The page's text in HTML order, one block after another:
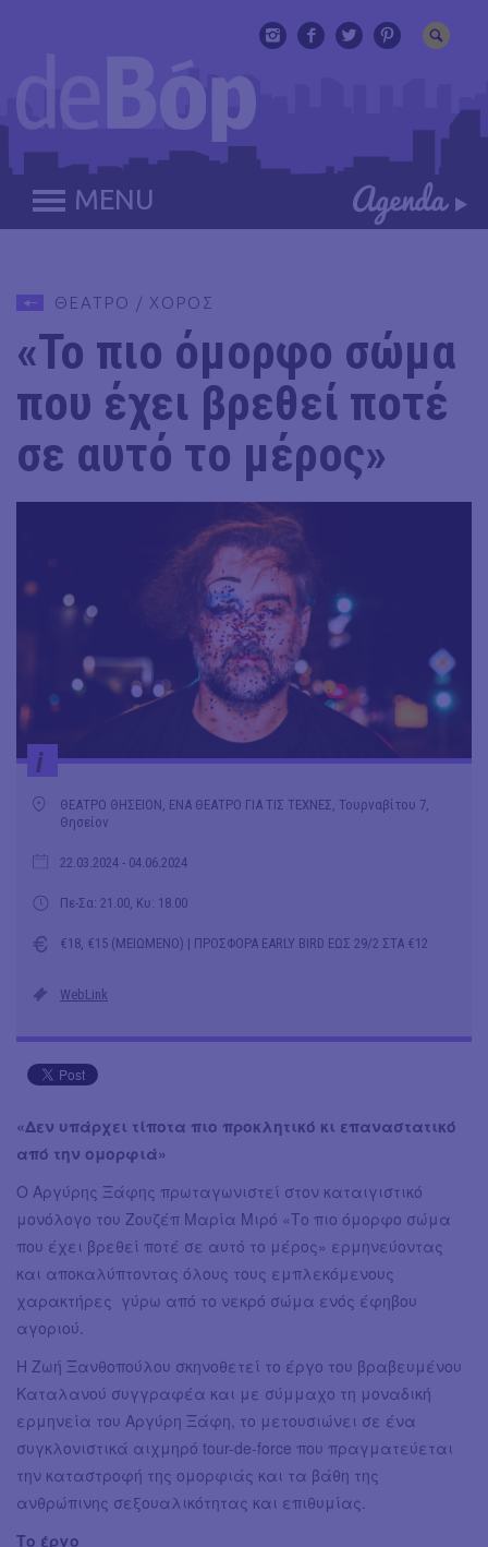
MENU
ΘΕΑΤΡΟ / ΧΟΡΟΣ
«Το πιο όμορφο σώμα
που έχει βρεθεί ποτέ
σε αυτό το μέρος»
i
ΘΕΑΤΡΟ ΘΗΣΕΙΟΝ, ΕΝΑ ΘΕΑΤΡΟ ΓΙΑ ΤΙΣ ΤΕΧΝΕΣ, Τουρναβίτου 7,
Θησείον
22.03.2024 - 04.06.2024
Πε-Σα: 21.00, Κυ: 18.00
€18, €15 (ΜΕΙΩΜΕΝΟ) | ΠΡΟΣΦΟΡΑ EARLY BIRD ΕΩΣ 29/2 ΣΤΑ €12
WebLink
«Δεν υπάρχει τίποτα πιο προκλητικό κι επαναστατικό
από την ομορφιά»
Ο Αργύρης Ξάφης πρωταγωνιστεί στον καταιγιστικό
μονόλογο του Ζουζέπ Μαρία Μιρό «Το πιο όμορφο σώμα
που έχει βρεθεί ποτέ σε αυτό το μέρος» ερμηνεύοντας
και αποκαλύπτοντας όλους τους εμπλεκόμενους
χαρακτήρες γύρω από το νεκρό σώμα ενός έφηβου
αγοριού.
Η Ζωή Ξανθοπούλου σκηνοθετεί το έργο του βραβευμένου
Καταλανού συγγραφέα και με σύμμαχο τη μοναδική
ερμηνεία του Αργύρη Ξάφη, το μετουσιώνει σε ένα
συγκλονιστικά αιχμηρό tour-de-force που πραγματεύεται
την καταστροφή της ομορφιάς και τα βάθη της
ανθρώπινης σεξουαλικότητας και επιθυμίας.
Το έργο